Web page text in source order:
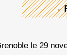
→
le 29